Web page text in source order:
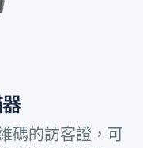
碼的訪客證，可